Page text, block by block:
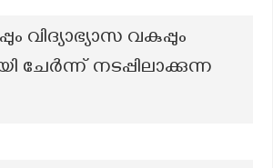
വിദ്യാഭ്യാസ വകുപ്പും
ചേര്‍ന്ന് നടപ്പിലാക്കുന്ന